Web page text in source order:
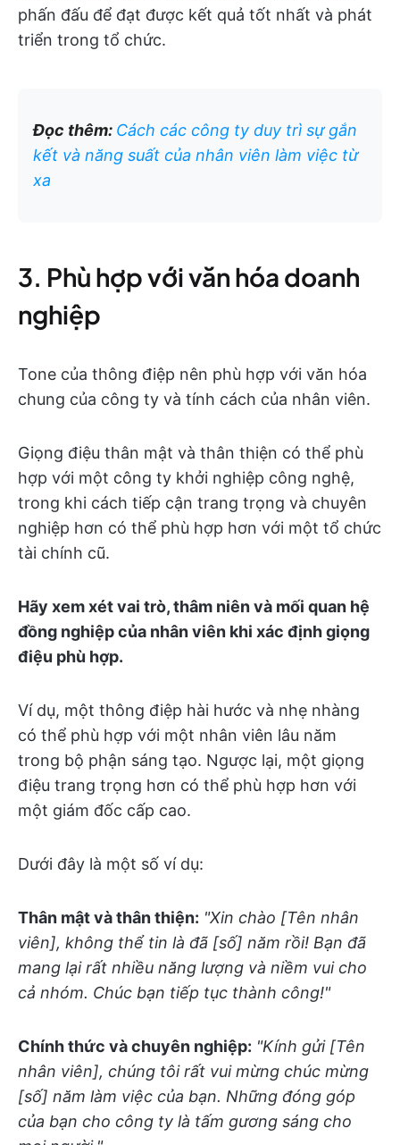
phấn đấu để đạt được kết quả tốt nhất và phát
triển trong tổ chức.
Đọc thêm: Cách các công ty duy trì sự gắn
kết và năng suất của nhân viên làm việc từ
xa
3. Phù hợp với văn hóa doanh
nghiệp
Tone của thông điệp nên phù hợp với văn hóa
chung của công ty và tính cách của nhân viên.
Giọng điệu thân mật và thân thiện có thể phù
hợp với một công ty khởi nghiệp công nghệ,
trong khi cách tiếp cận trang trọng và chuyên
nghiệp hơn có thể phù hợp hơn với một tổ chức
tài chính cũ.
Hãy xem xét vai trò, thâm niên và mối quan hệ
đồng nghiệp của nhân viên khi xác định giọng
điệu phù hợp.
Ví dụ, một thông điệp hài hước và nhẹ nhàng
có thể phù hợp với một nhân viên lâu năm
trong bộ phận sáng tạo. Ngược lại, một giọng
điệu trang trọng hơn có thể phù hợp hơn với
một giám đốc cấp cao.
Dưới đây là một số ví dụ:
Thân mật và thân thiện: "Xin chào [Tên nhân
viên], không thể tin là đã [số] năm rồi! Bạn đã
mang lại rất nhiều năng lượng và niềm vui cho
cả nhóm. Chúc bạn tiếp tục thành công!"
Chính thức và chuyên nghiệp: "Kính gửi [Tên
nhân viên], chúng tôi rất vui mừng chúc mừng
[số] năm làm việc của bạn. Những đóng góp
của bạn cho công ty là tấm gương sáng cho